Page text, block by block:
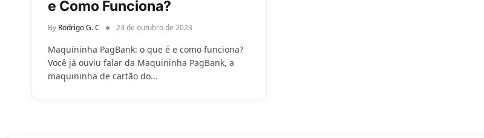
e Como Funciona?
By Rodrigo G. C 23 de outubro de 2023
Maquininha PagBank: o que é e como funciona?
Você já ouviu falar da Maquininha PagBank, a
maquininha de cartão do…